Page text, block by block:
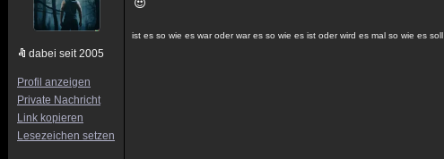
dabei seit 2005
Profil anzeigen
Private Nachricht
Link kopieren
Lesezeichen setzen
ist es so wie es war oder war es so wie es ist oder wird es mal so wie es soll